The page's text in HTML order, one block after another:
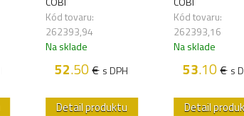
Kód tovaru:
262393,94
Na sklade
52.50€ s DPH
Detail produktu
Kód tovaru:
262393,16
Na sklade
53.10€ s
Detail